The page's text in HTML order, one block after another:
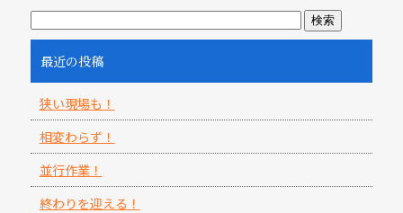
最近の投稿
狭い現場も！
相変わらず！
並行作業！
終わりを迎える！